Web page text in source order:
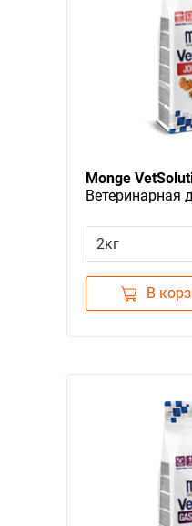
Monge
Ветеринарная
щенков при
суставов
2кг
В